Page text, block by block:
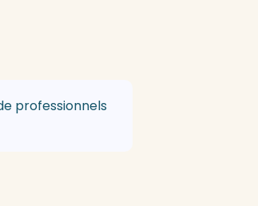
professionnels